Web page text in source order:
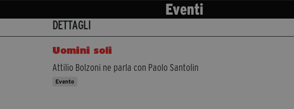
Eventi
DETTAGLI
Uomini soli
Attilio Bolzoni ne parla con Paolo Santolin
Evento